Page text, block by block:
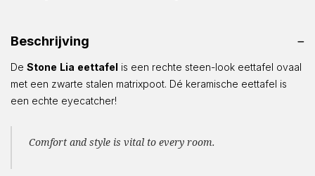
Beschrijving
De Stone Lia eettafel is een rechte steen-look eettafel ovaal
met een zwarte stalen matrixpoot. Dé keramische eettafel is
een echte eyecatcher!
Comfort and style is vital to every room.